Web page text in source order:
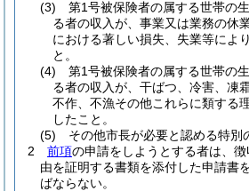
(3)
第1号被保険者の属する世帯の
る者の収入が、事業又は業務の休
における著しい損失、失業等によ
と。
(4)
第1号被保険者の属する世帯の
る者の収入が、干ばつ、冷害、凍
不作、不漁その他これらに類する
したこと。
(5)
その他市長が必要と認める特別
2
前項の申請をしようとする者は、
由を証明する書類を添付した申請書
ばならない。